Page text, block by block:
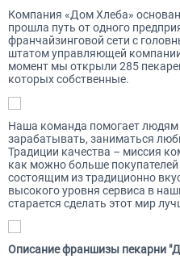
Компания «Дом Хлеба»
прошла путь от одного
франчайзинговой сети с
штатом управляющей
момент мы открыли 285
которых собственные.
Наша команда помогает людям
зарабатывать, заниматься
Традиции качества – миссия
как можно больше
состоящим из традиционно
высокого уровня сервиса в
старается сделать этот мир
Описание франшизы пекарни